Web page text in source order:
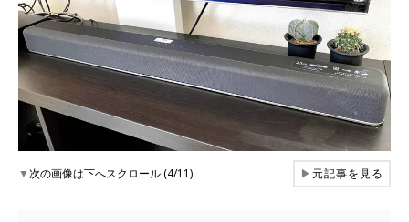
▼次の画像は下へスクロール (4/11) ▶元記事を見る